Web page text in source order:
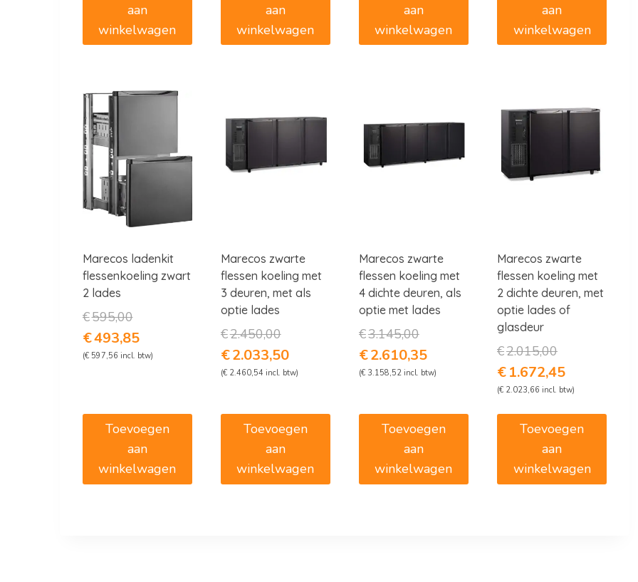
aan
winkelwagen
aan
winkelwagen
aan
winkelwagen
aan
winkelwagen
Marecos ladenkit
flessenkoeling zwart
2 lades
€595,00Oorspronkelijke
was:
€595,00.
€493,85Huidige
prijs
(€ 597,56incl. btw)
Toevoegen
aan
winkelwagen
Marecos zwarte
flessen koeling met
3 deuren, met als
optie lades
€2.450,00Oorspronkelijke
was:
€2.450,00.
€2.033,50Huidige
prijs
is:
(€ 2.460,54 incl. btw)
Toevoegen
aan
winkelwagen
Marecos zwarte
flessen koeling met
4 dichte deuren, als
optie met lades
€3.145,00Oorspronkelijke
was:
€3.145,00.
€2.610,35Huidige
prijs
is:
(€ 3.158,52incl. btw)
Toevoegen
aan
winkelwagen
Marecos zwarte
flessen koeling met
2 dichte deuren, met
optie lades of
glasdeur
€2.015,00Oorspronkelijke
was:
€2.015,00.
€1.672,45
prijs
is:
€1.672,45.
(€ 2.023,66 incl. btw)
Toevoegen
aan
winkelwagen